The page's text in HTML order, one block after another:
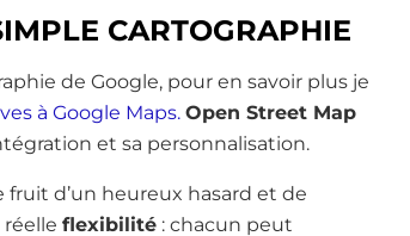
CARTOGRAPHIE
de Google, pour en savoir plus je
à Google Maps. Open Street Map
et sa personnalisation.
fruit d’un heureux hasard et de
flexibilité : chacun peut